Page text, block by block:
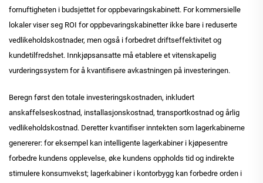
fornuftigheten i budsjettet for oppbevaringskabinett. For kommersielle
lokaler viser seg ROI for oppbevaringskabinetter ikke bare i reduserte
vedlikeholdskostnader, men også i forbedret driftseffektivitet og
kundetilfredshet. Innkjøpsansatte må etablere et vitenskapelig
vurderingssystem for å kvantifisere avkastningen på investeringen.
Beregn først den totale investeringskostnaden, inkludert
anskaffelseskostnad, installasjonskostnad, transportkostnad og årlig
vedlikeholdskostnad. Deretter kvantifiser inntekten som lagerkabinerne
genererer: for eksempel kan intelligente lagerkabiner i kjøpesentre
forbedre kundens opplevelse, øke kundens oppholds tid og indirekte
stimulere konsumvekst; lagerkabiner i kontorbygg kan forbedre orden i